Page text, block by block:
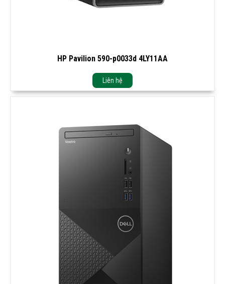
HP Pavilion 590-p0033d 4LY11AA
Liên hệ